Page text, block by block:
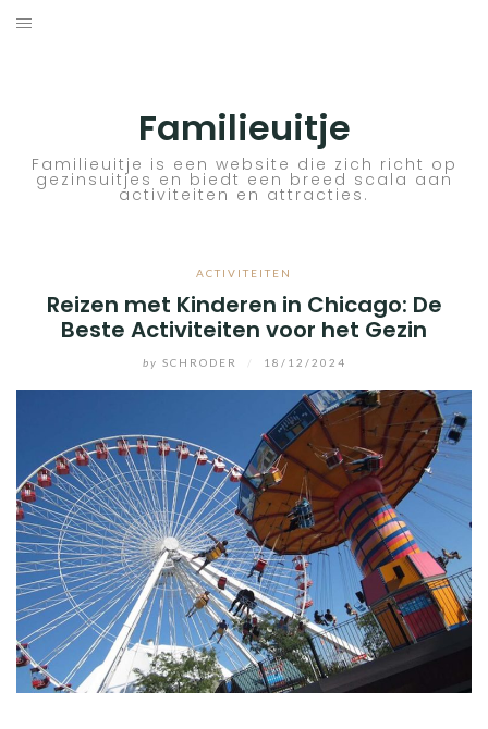
Skip
Familieuitje
Familieuitje is een website die zich richt op
gezinsuitjes en biedt een breed scala aan
activiteiten en attracties.
ACTIVITEITEN
Reizen met Kinderen in Chicago: De
Beste Activiteiten voor het Gezin
by SCHRODER 18/12/2024
HOTELTIPS